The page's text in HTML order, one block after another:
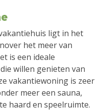
ligt in het
het meer van
is een ideale
willen genieten van
vakantiewoning is zeer
meer een sauna,
haard en speelruimte.